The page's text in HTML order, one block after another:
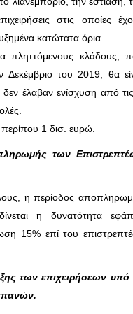
στις οποίες
κατώτατα όρια.
πληττόμενους κλάδους,
Δεκέμβριο του 2019, θα
δεν έλαβαν ενίσχυση από
περίπου 1 δισ. ευρώ.
των
η περίοδος
η δυνατότητα
15% επί του
των επιχειρήσεων υπό